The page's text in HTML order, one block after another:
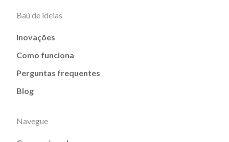
Baú de ideias
Inovações
Como funciona
Perguntas frequentes
Blog
Navegue